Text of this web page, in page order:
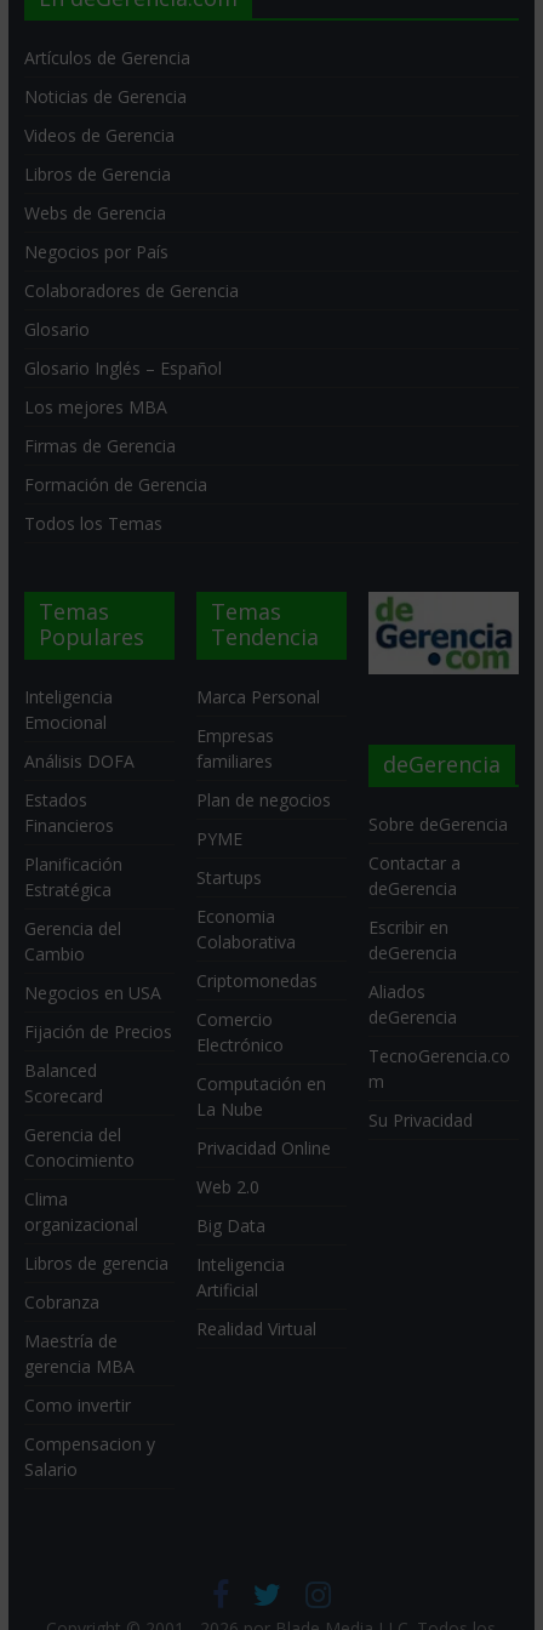
Artículos de Gerencia
Noticias de Gerencia
Videos de Gerencia
Libros de Gerencia
Webs de Gerencia
Negocios por País
Colaboradores de Gerencia
Glosario
Glosario Inglés – Español
Los mejores MBA
Firmas de Gerencia
Formación de Gerencia
Todos los Temas
Temas
Populares
Inteligencia
Emocional
Análisis DOFA
Estados
Financieros
Planificación
Estratégica
Gerencia del
Cambio
Negocios en USA
Fijación de Precios
Balanced
Scorecard
Gerencia del
Conocimiento
Clima
organizacional
Libros de gerencia
Cobranza
Maestría de
gerencia MBA
Como invertir
Compensacion y
Salario
Temas
Tendencia
Marca Personal
Empresas
familiares
Plan de negocios
PYME
Startups
Economia
Colaborativa
Criptomonedas
Comercio
Electrónico
Computación en
La Nube
Privacidad Online
Web 2.0
Big Data
Inteligencia
Artificial
Realidad Virtual
deGerencia
Sobre deGerencia
Contactar a
deGerencia
Escribir en
deGerencia
Aliados
deGerencia
TecnoGerencia.co
m
Su Privacidad